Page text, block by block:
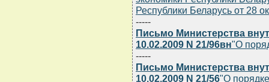
Республики Беларусь от 28
-----
Письмо Министерства
10.02.2009 N 21/96вн"О
-----
Письмо Министерства
10.02.2009 N 21/56"О